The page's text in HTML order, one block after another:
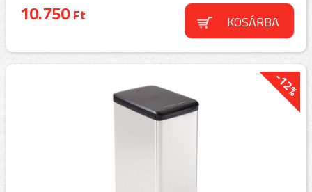
10.750Ft KOSÁRBA
-12%